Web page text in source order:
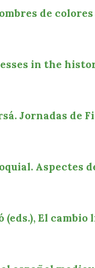
de
in the
Jornadas de
Aspectes
(eds.), El